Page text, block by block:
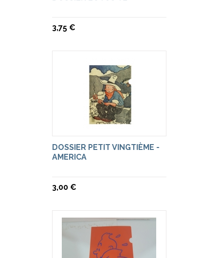
3,75 €
DOSSIER PETIT VINGTIÈME -
AMERICA
3,00 €